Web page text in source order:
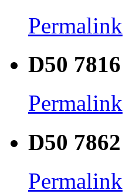
Permalink
D50 7816
Permalink
D50 7862
Permalink